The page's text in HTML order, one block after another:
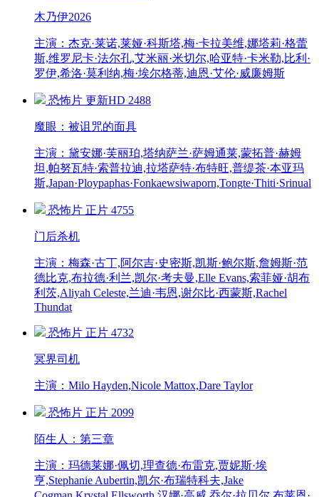
木乃伊2026
主演：杰克·莱诺,莱娅·科斯塔,梅·卡拉美维,娜塔莉·格蕾
斯,维罗尼卡·法尔孔,艾米丽·米切尔,哈亚特·卡米勒,比利·
罗伊,希洛·莫利纳,梅·埃尔格蒂,迪恩·艾伦·威廉姆斯
恐怖片 更新HD 2488
魔眼：被诅咒的面具
主演：黛安娜·芙丽珀,塔纳萨兰·萨姆通莱,蒙拓普·赫姆
坦,帕努瓦特·索普拉迪,拉塔萨特·布特旺,普缇茶·本亚玛
斯,Japan·Ploypaphas·Fonkaewsiwaporn,Tongte·Thiti·Srinual
恐怖片 正片 4755
门后杀机
主演：梅森·古丁,阿尔吉·史密斯,凯斯·鲍尔斯,詹姆斯·范
德比克,布拉德·利兰,凯尔·考夫曼,Elle Evans,索菲娅·胡布
利茨,Aliyah Celeste,兰迪·韦恩,谢尔比·西蒙斯,Rachel
Thundat
恐怖片 正片 4732
冥界司机
主演：Milo Hayden,Nicole Mattox,Dare Taylor
恐怖片 正片 2099
陌生人：第三章
主演：玛德莱娜·佩切,理查德·布雷克,贾妮斯·埃
亨,Stephanie Aubertin,凯尔·布瑞特科夫,Jake